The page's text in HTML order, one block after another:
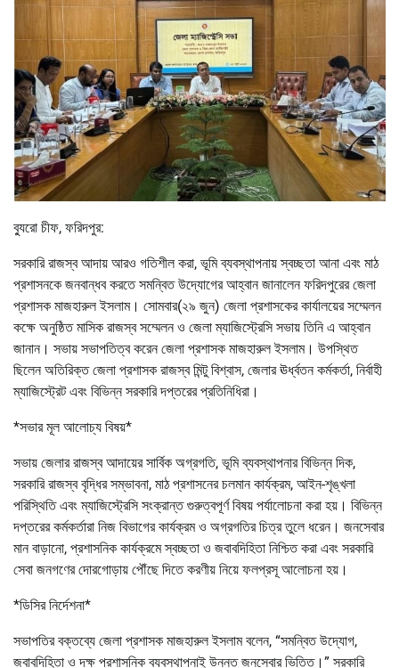
ব্যুরো চীফ, ফরিদপুর:
সরকারি রাজস্ব আদায় আরও গতিশীল করা, ভূমি ব্যবস্থাপনায় স্বচ্ছতা আনা এবং মাঠ
প্রশাসনকে জনবান্ধব করতে সমন্বিত উদ্যোগের আহ্বান জানালেন ফরিদপুরের জেলা
প্রশাসক মাজহারুল ইসলাম। সোমবার(২৯ জুন) জেলা প্রশাসকের কার্যালয়ের সম্মেলন
কক্ষে অনুষ্ঠিত মাসিক রাজস্ব সম্মেলন ও জেলা ম্যাজিস্ট্রেসি সভায় তিনি এ আহ্বান
জানান। সভায় সভাপতিত্ব করেন জেলা প্রশাসক মাজহারুল ইসলাম। উপস্থিত
ছিলেন অতিরিক্ত জেলা প্রশাসক রাজস্ব মিন্টু বিশ্বাস, জেলার ঊর্ধ্বতন কর্মকর্তা, নির্বাহী
ম্যাজিস্ট্রেট এবং বিভিন্ন সরকারি দপ্তরের প্রতিনিধিরা।
*সভার মূল আলোচ্য বিষয়*
সভায় জেলার রাজস্ব আদায়ের সার্বিক অগ্রগতি, ভূমি ব্যবস্থাপনার বিভিন্ন দিক,
সরকারি রাজস্ব বৃদ্ধির সম্ভাবনা, মাঠ প্রশাসনের চলমান কার্যক্রম, আইন-শৃঙ্খলা
পরিস্থিতি এবং ম্যাজিস্ট্রেসি সংক্রান্ত গুরুত্বপূর্ণ বিষয় পর্যালোচনা করা হয়। বিভিন্ন
দপ্তরের কর্মকর্তারা নিজ বিভাগের কার্যক্রম ও অগ্রগতির চিত্র তুলে ধরেন। জনসেবার
মান বাড়ানো, প্রশাসনিক কার্যক্রমে স্বচ্ছতা ও জবাবদিহিতা নিশ্চিত করা এবং সরকারি
সেবা জনগণের দোরগোড়ায় পৌঁছে দিতে করণীয় নিয়ে ফলপ্রসূ আলোচনা হয়।
*ডিসির নির্দেশনা*
সভাপতির বক্তব্যে জেলা প্রশাসক মাজহারুল ইসলাম বলেন, “সমন্বিত উদ্যোগ,
জবাবদিহিতা ও দক্ষ প্রশাসনিক ব্যবস্থাপনাই উন্নত জনসেবার ভিত্তি।” সরকারি